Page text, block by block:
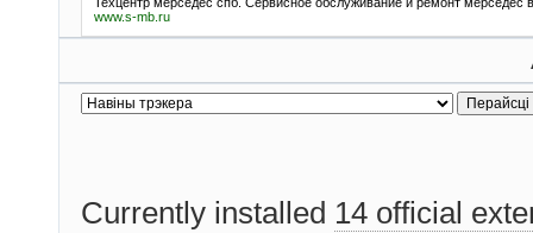
Техцентр мерседес спб. Сервисное обслуживание и ремонт мерседес
www.s-mb.ru
Currently installed 14 official